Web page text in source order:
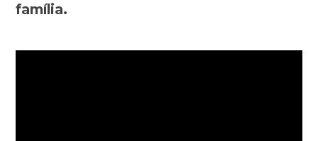
família.